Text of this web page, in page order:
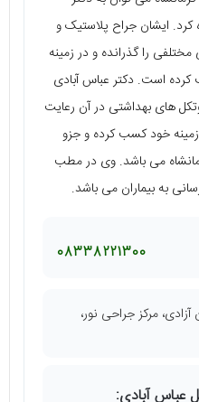
ایشان جراح پلاستیک و
را گذرانده و در زمینه
است. دکتر عباس آبادی
های بهداشتی در آن رعایت
خود کسب کرده و جزو
می باشد. وی در مطب
به بیماران می باشد.
08338221300
آزادی، مرکز جراحی نور،
عباس آبادی: